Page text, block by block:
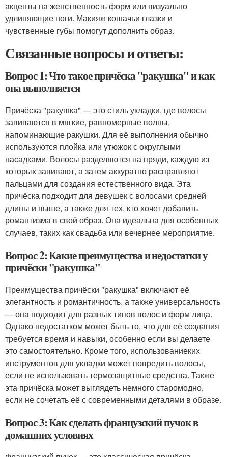
акценты на женственность форм или визуально
удлиняющие ноги. Макияж кошачьи глазки и
чувственные губы помогут дополнить образ.
Связанные вопросы и ответы:
Вопрос 1: Что такое причёска "ракушка" и как
она выполняется
Причёска "ракушка" — это стиль укладки, где волосы
завиваются в мягкие, равномерные волны,
напоминающие ракушки. Для её выполнения обычно
используются плойка или утюжок с округлыми
насадками. Волосы разделяются на пряди, каждую из
которых завивают, а затем аккуратно расправляют
пальцами для создания естественного вида. Эта
причёска подходит для девушек с волосами средней
длины и выше, а также для тех, кто хочет добавить
романтизма в свой образ. Она идеальна для особенных
случаев, таких как свадьба или вечернее мероприятие.
Вопрос 2: Какие преимущества и недостатки у
причёски "ракушка"
Преимущества причёски "ракушка" включают её
элегантность и романтичность, а также универсальность
— она подходит для разных типов волос и форм лица.
Однако недостатком может быть то, что для её создания
требуется время и навыки, особенно если вы делаете
это самостоятельно. Кроме того, использованиеких
инструментов для укладки может повредить волосы,
если не использовать термозащитные средства. Также
эта причёска может выглядеть немного старомодно,
если не сочетать её с современными деталями в образе.
Вопрос 3: Как сделать французский пучок в
домашних условиях